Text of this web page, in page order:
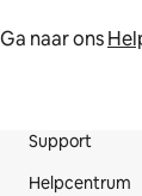
Ga naar ons
Support
Helpcentrum